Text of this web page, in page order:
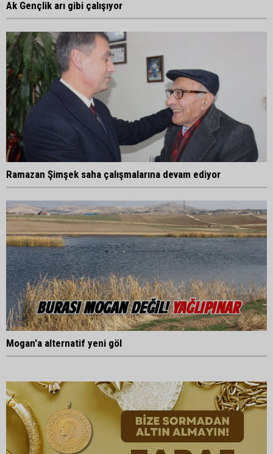
Ak Gençlik arı gibi çalışıyor
Ramazan Şimşek saha çalışmalarına devam ediyor
Mogan'a alternatif yeni göl